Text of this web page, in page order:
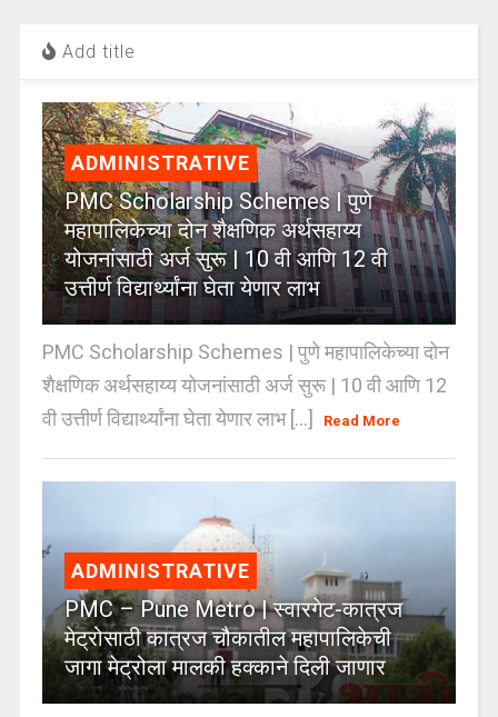
Add title
ADMINISTRATIVE
PMC Scholarship Schemes | पुणे
महापालिकेच्या दोन शैक्षणिक अर्थसहाय्य
योजनांसाठी अर्ज सुरू | 10 वी आणि 12 वी
उत्तीर्ण विद्यार्थ्यांना घेता येणार लाभ
PMC Scholarship Schemes | पुणे महापालिकेच्या दोन
शैक्षणिक अर्थसहाय्य योजनांसाठी अर्ज सुरू | 10 वी आणि 12
वी उत्तीर्ण विद्यार्थ्यांना घेता येणार लाभ [...]
Read More
ADMINISTRATIVE
PMC – Pune Metro | स्वारगेट-कात्रज
मेट्रोसाठी कात्रज चौकातील महापालिकेची
जागा मेट्रोला मालकी हक्काने दिली जाणार